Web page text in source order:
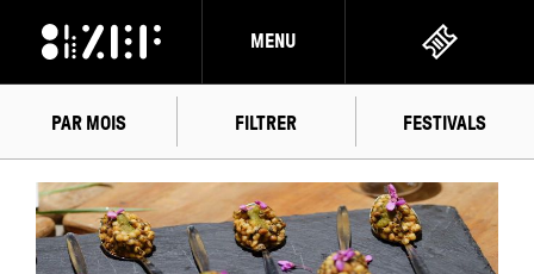
MENU
PAR MOIS FILTRER FESTIVALS
AOÛT2026